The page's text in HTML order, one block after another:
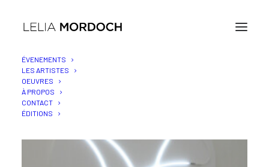
ÉVENEMENTS
LES ARTISTES
OEUVRES
À PROPOS
CONTACT
ÉDITIONS